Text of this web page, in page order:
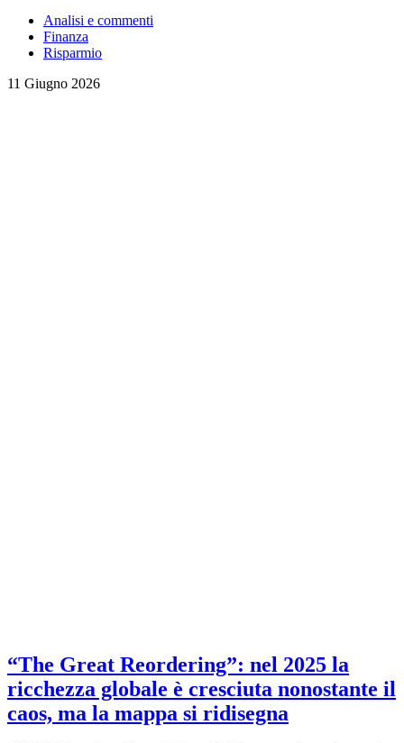
Analisi e commenti
Finanza
Risparmio
11 Giugno 2026
“The Great Reordering”: nel 2025 la
ricchezza globale è cresciuta nonostante il
caos, ma la mappa si ridisegna